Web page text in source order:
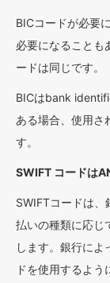
BICコードが必要
必要になることも
ードは同じです。
BICはbank
ある場合、使用さ
す。
SWIFT コードは
SWIFTコードは
払いの種類に応じ
します。銀行に
ドを使用するよ